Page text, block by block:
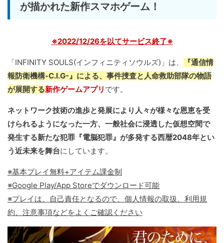
が描かれた新作スマホゲーム！
※2022/12/26を以てサービス終了※
「INFINITY SOULS(インフィニティソウルズ)」は、
『通信情
報防衛機構-C.I.G-』による、事件捜査と人命救助部隊の物語
が展開する新作ゲームアプリ です。
ネットワーク技術の進歩と発展により人々が様々な恩恵を受
けられるようになった一方、一般社会に浸透した仮想空間で
発生する新たな犯罪『電脳犯罪』が多発する西暦2048年とい
う近未来を舞台にしています。
※基本プレイ無料+アイテム課金制
※Google Play/App Storeでダウンロード可能
※プレイは、自己責任となるので、個人情報の取扱、利用規
約、注意事項などをよくご確認ください